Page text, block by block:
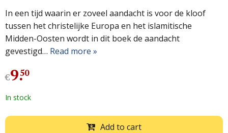
In een tijd waarin er zoveel aandacht is voor de kloof
tussen het christelijke Europa en het islamitische
Midden-Oosten wordt in dit boek de aandacht
gevestigd… Read more »
€9.
50
In stock
Add to cart